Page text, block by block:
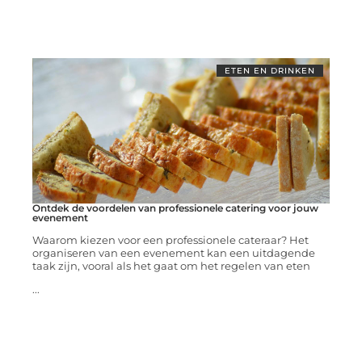
ETEN EN DRINKEN
Ontdek de voordelen van professionele catering voor jouw
evenement
Waarom kiezen voor een professionele cateraar? Het
organiseren van een evenement kan een uitdagende
taak zijn, vooral als het gaat om het regelen van eten
...